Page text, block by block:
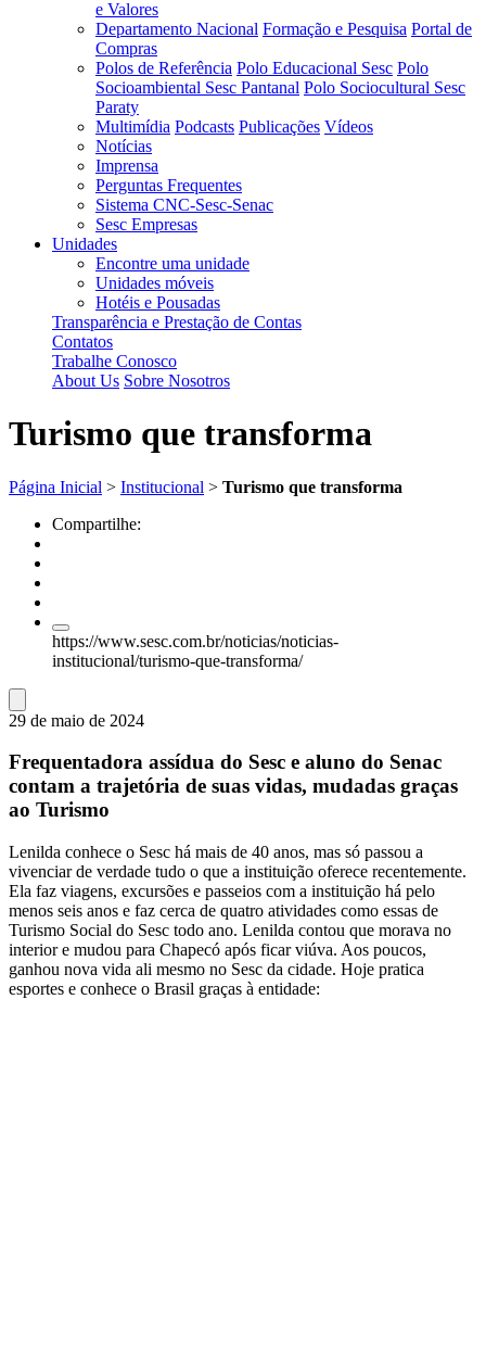
e Valores
Departamento Nacional Formação e Pesquisa Portal de
Compras
Polos de Referência Polo Educacional Sesc Polo
Socioambiental Sesc Pantanal Polo Sociocultural Sesc
Paraty
Multimídia Podcasts Publicações Vídeos
Notícias
Imprensa
Perguntas Frequentes
Sistema CNC-Sesc-Senac
Sesc Empresas
Unidades
Encontre uma unidade
Unidades móveis
Hotéis e Pousadas
Transparência e Prestação de Contas
Contatos
Trabalhe Conosco
About Us Sobre Nosotros
Turismo que transforma
Página Inicial > Institucional > Turismo que transforma
Compartilhe:
https://www.sesc.com.br/noticias/noticias-
institucional/turismo-que-transforma/
29 de maio de 2024
Frequentadora assídua do Sesc e aluno do Senac
contam a trajetória de suas vidas, mudadas graças
ao Turismo
Lenilda conhece o Sesc há mais de 40 anos, mas só passou a
vivenciar de verdade tudo o que a instituição oferece recentemente.
Ela faz viagens, excursões e passeios com a instituição há pelo
menos seis anos e faz cerca de quatro atividades como essas de
Turismo Social do Sesc todo ano. Lenilda contou que morava no
interior e mudou para Chapecó após ficar viúva. Aos poucos,
ganhou nova vida ali mesmo no Sesc da cidade. Hoje pratica
esportes e conhece o Brasil graças à entidade: